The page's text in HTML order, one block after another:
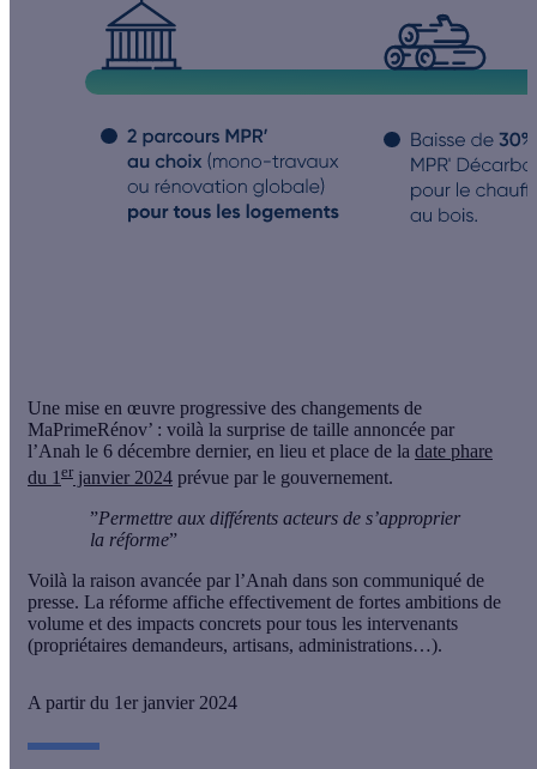
Une mise en œuvre progressive des changements de
MaPrimeRénov’ : voilà la surprise de taille annoncée par
l’Anah le 6 décembre dernier, en lieu et place de la date phare
du 1er janvier 2024 prévue par le gouvernement.
”Permettre aux différents acteurs de s’approprier
la réforme”
Voilà la raison avancée par l’Anah dans son communiqué de
presse. La réforme affiche effectivement de fortes ambitions de
volume et des impacts concrets pour tous les intervenants
(propriétaires demandeurs, artisans, administrations…).
A partir du 1er janvier 2024